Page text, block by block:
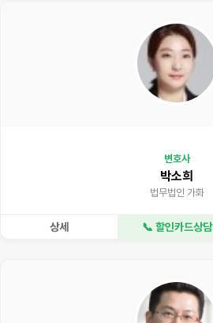
변호사
박소희
법무법인 가화
상세 📞 할인카드상담